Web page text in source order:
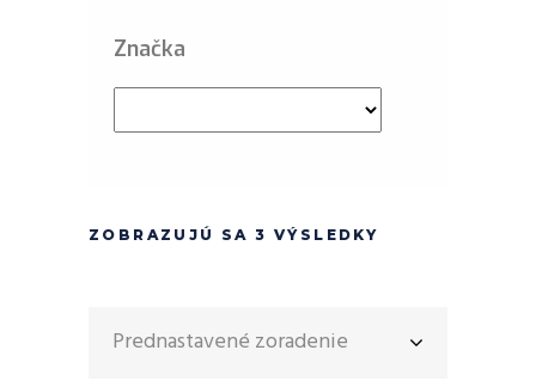
Značka
ZOBRAZUJÚ SA 3 VÝSLEDKY
Prednastavené zoradenie